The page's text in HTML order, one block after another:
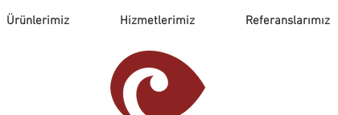
Ürünlerimiz Hizmetlerimiz Referanslarımız